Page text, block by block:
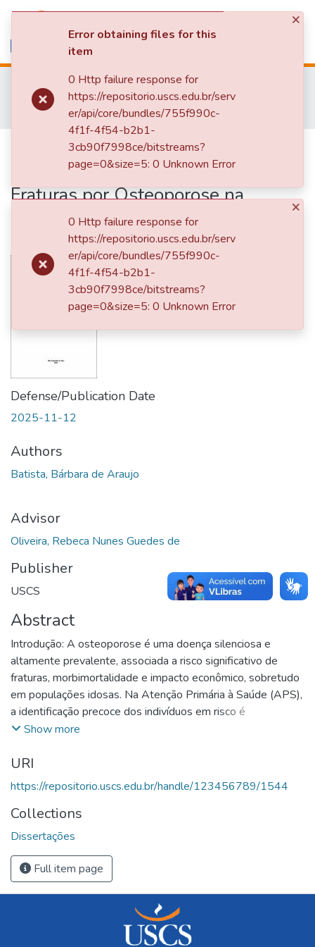
Communities & Collections
Navigate
Pós-Graduação Stricto Sensu
Programa de Pós-Graduação em Ensino em Saúde
Dissertações
Diretriz Operacional para Identificação Precoce do Risco de Fraturas por Osteoporose na Atenção Primária à Saúde Utilizando a Ferramenta FRAX
Diretriz Operacional para
Identificação Precoce do Risco de
Fraturas por Osteoporose na
Atenção Primária à Saúde
Utilizando a Ferramenta FRAX
Defense/Publication Date
2025-11-12
Authors
Batista, Bárbara de Araujo
Advisor
Oliveira, Rebeca Nunes Guedes de
Publisher
USCS
Abstract
Introdução: A osteoporose é uma doença silenciosa e
altamente prevalente, associada a risco significativo de
fraturas, morbimortalidade e impacto econômico, sobretudo
em populações idosas. Na Atenção Primária à Saúde (APS),
a identificação precoce dos indivíduos em risco é
fundamental, mas ainda pouco explorada. A ferramenta
risco de fraturas osteoporóticas em 10 anos, com potencial
aplicação na triagem de pacientes. Objetivo: Desenvolver
diretriz operacional voltada à identificação precoce do risco
de fraturas por osteoporose na APS utilizando a ferramenta
FRAX®. Metodologia: Estudo metodológico desenvolvido
em etapas sequenciais: revisão de escopo sobre o uso do
FRAX® na APS; elaboração de um treinamento baseado
em metodologias ativas; implementação do treinamento em
uma Unidade Básica de Saúde em Campina Grande/PB;
avaliação do produto com profissionais da ESF e estudantes
de medicina; estruturação da diretriz operacional.
Show more
URI
https://repositorio.uscs.edu.br/handle/123456789/1544
Collections
Dissertações
Full item page
×
Error obtaining files for this
item
0 Http failure response for
https://repositorio.uscs.edu.br/serv
er/api/core/bundles/755f990c-
4f1f-4f54-b2b1-
3cb90f7998ce/bitstreams?
page=0&size=5: 0 Unknown Error
×
0 Http failure response for
https://repositorio.uscs.edu.br/serv
er/api/core/bundles/755f990c-
4f1f-4f54-b2b1-
3cb90f7998ce/bitstreams?
page=0&size=5: 0 Unknown Error